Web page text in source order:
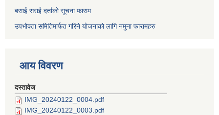
बसाई सराई दर्ताको सूचना फाराम
उपभोक्ता समितिमार्फत गरिने योजनाको लागि नमुना फारामहरु
आय विवरण
दस्तावेज
IMG_20240122_0004.pdf
IMG_20240122_0003.pdf